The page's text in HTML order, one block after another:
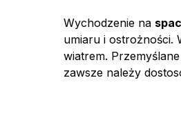
Wychodzenie na
umiaru i ostrożności.
wiatrem.
zawsze należy